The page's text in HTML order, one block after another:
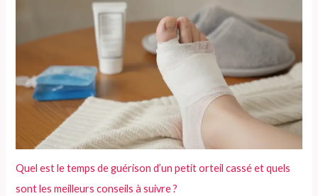
Quel est le temps de guérison d’un petit orteil cassé et quels
sont les meilleurs conseils à suivre ?